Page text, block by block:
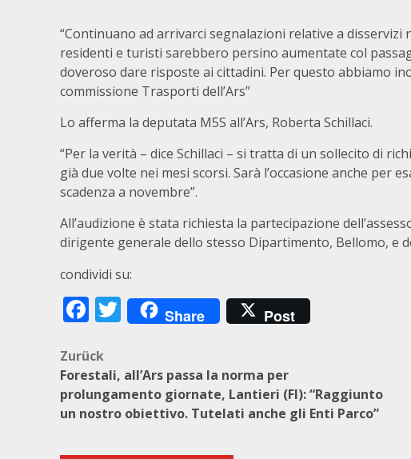
“Continuano ad arrivarci segnalazioni relative a
residenti e turisti sarebbero persino aumentate col
doveroso dare risposte ai cittadini. Per questo abbiamo
commissione Trasporti dell’Ars”
Lo afferma la deputata M5S all’Ars, Roberta Schillaci.
“Per la verità – dice Schillaci – si tratta di un sollecito di
già due volte nei mesi scorsi. Sarà l’occasione anche per
scadenza a novembre”.
All’audizione è stata richiesta la partecipazione
dirigente generale dello stesso Dipartimento, Bellomo, e
condividi su:
Facebook
Twitter
Share Post
Beitragsnavigation
Zurück
Forestali, all’Ars passa la norma per
prolungamento giornate, Lantieri (FI): “Raggiunto
un nostro obiettivo. Tutelati anche gli Enti Parco”